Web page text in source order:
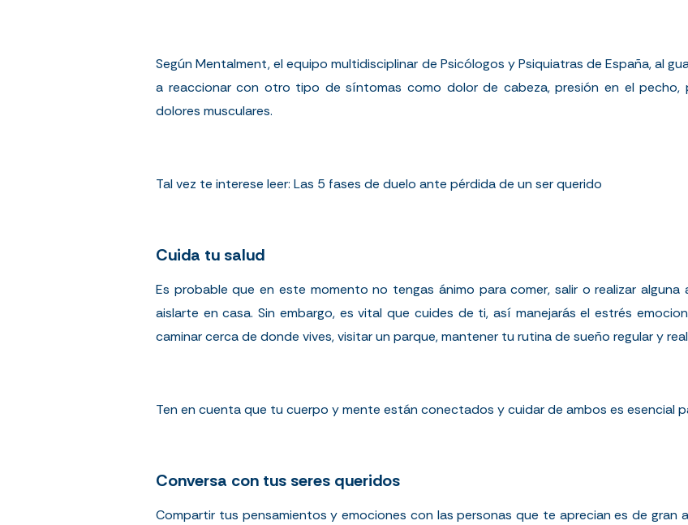
SegúnMentalment, el equipo multidisciplinar de Psicólogos y Psiquiatras de España, al
a reaccionar con otro tipo de síntomas como dolor de cabeza, presión en el pecho,
dolores musculares.
Tal vez te interese leer: Las 5 fases de duelo ante pérdida de un ser querido
Cuida tu salud
Es probable que en este momento no tengas ánimo para comer, salir o realizar
aislarte en casa. Sin embargo, es vital que cuides de ti, así manejarás el estrés
caminar cerca de donde vives, visitar un parque, mantener tu rutina de sueño regular y
Ten en cuenta que tu cuerpo y mente están conectados y cuidar de ambos es esencial
Conversa con tus seres queridos
Compartir tus pensamientos y emociones con las personas que te aprecian es de gran